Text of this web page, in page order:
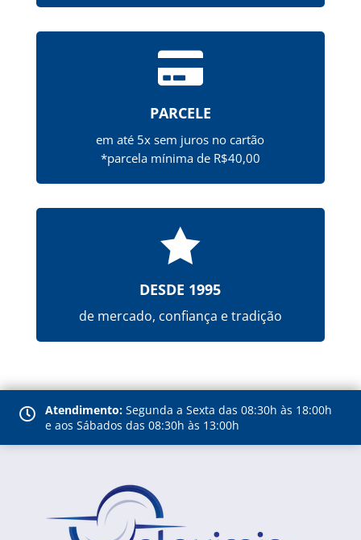

PARCELE
em até 5x sem juros no cartão
*parcela mínima de R$40,00

DESDE 1995
de mercado, confiança e tradição
 Atendimento: Segunda a Sexta das 08:30h às 18:00h
e aos Sábados das 08:30h às 13:00h